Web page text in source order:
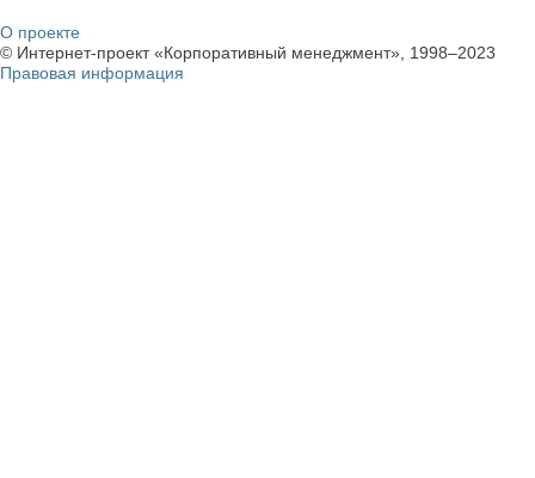
О проекте
© Интернет-проект «Корпоративный менеджмент», 1998–2023
Правовая информация